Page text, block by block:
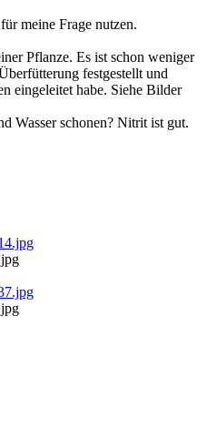
meine Frage nutzen.
Pflanze. Es ist schon weniger
festgestellt und
eingeleitet habe. Siehe Bilder
Wasser schonen? Nitrit ist gut.